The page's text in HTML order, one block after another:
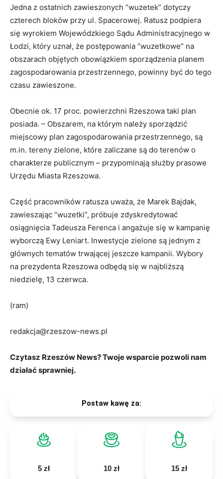
Jedna z ostatnich zawieszonych “wuzetek” dotyczy
czterech bloków przy ul. Spacerowej. Ratusz podpiera
się wyrokiem Wojewódzkiego Sądu Administracyjnego w
Łodzi, który uznał, że postępowania “wuzetkowe” na
obszarach objętych obowiązkiem sporządzenia planem
zagospodarowania przestrzennego, powinny być do tego
czasu zawieszone.
Obecnie ok. 17 proc. powierzchni Rzeszowa taki plan
posiada. – Obszarem, na którym należy sporządzić
miejscowy plan zagospodarowania przestrzennego, są
m.in. tereny zielone, które zaliczane są do terenów o
charakterze publicznym – przypominają służby prasowe
Urzędu Miasta Rzeszowa.
Część pracowników ratusza uważa, że Marek Bajdak,
zawieszając “wuzetki”, próbuje zdyskredytować
osiągnięcia Tadeusza Ferenca i angażuje się w kampanię
wyborczą Ewy Leniart. Inwestycje zielone są jednym z
głównych tematów trwającej jeszcze kampanii. Wybory
na prezydenta Rzeszowa odbędą się w najbliższą
niedzielę, 13 czerwca.
(ram)
redakcja@rzeszow-news.pl
Czytasz Rzeszów News? Twoje wsparcie pozwoli nam
działać sprawniej.
Postaw kawę za:
5 zł 10 zł 15 zł